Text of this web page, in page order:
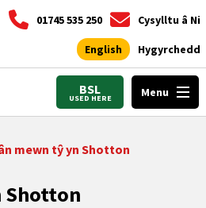
01745 535 250 Cysylltu â Ni
English Hygyrchedd
BSL
USED HERE Menu
mewn tŷ yn Shotton
Shotton